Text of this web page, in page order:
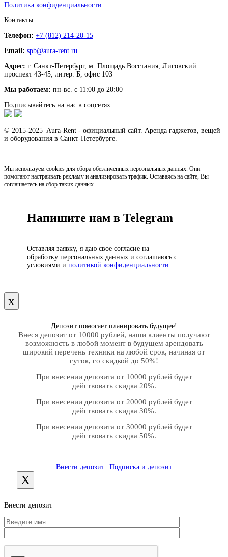
Политика конфиденциальности
Контакты
Телефон: +7 (812) 214-20-15
Email: spb@aura-rent.ru
Адрес: г. Санкт-Петербург, м. Площадь Восстания, Лиговский
проспект 43-45, литер. Б, офис 103
Мы работаем: пн-вс. с 11:00 до 20:00
Подписывайтесь на нас в соцсетях
© 2015-2025 Aura-Rent - официальный сайт. Аренда гаджетов, вещей
и оборудования в Санкт-Петербурге.
Мы используем cookies для сбора обезличенных персональных данных. Они
помогают настраивать рекламу и анализировать трафик. Оставаясь на сайте, Вы
соглашаетесь на сбор таких данных.
Напишите нам в Telegram
Оставляя заявку, я даю свое согласие на
обработку персональных данных и соглашаюсь с
условиями и политикой конфиденциальности
х
Депозит помогает планировать будущее!
Внеся депозит от 10000 рублей, наши клиенты получают
возможность в любой момент в будущем арендовать
широкий перечень техники на любой срок, начиная от
суток, со скидкой до 50%!
При внесении депозита от 10000 рублей будет
действовать скидка 20%.
При внесении депозита от 20000 рублей будет
действовать скидка 30%.
При внесении депозита от 30000 рублей будет
действовать скидка 50%.
Внести депозит Подписка и депозит
X
Внести депозит